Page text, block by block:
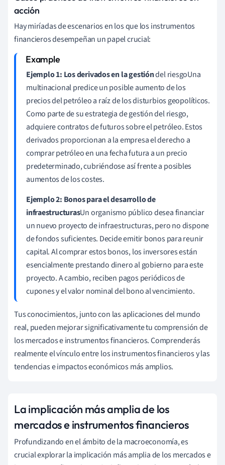
acción
Hay miríadas de escenarios en los que los instrumentos
financieros desempeñan un papel crucial:
Ejemplo 1: Los derivados en la gestióndel riesgoUna
multinacional predice un posible aumento de los
precios del petróleo a raíz de los disturbios geopolíticos.
Como parte de su estrategia de gestión del riesgo,
adquiere contratos de futuros sobre el petróleo. Estos
derivados proporcionan a la empresa el derecho a
comprar petróleo en una fecha futura a un precio
predeterminado, cubriéndose así frente a posibles
aumentos de los costes.
Ejemplo 2: Bonos para el desarrollo de
infraestructurasUn organismo público desea financiar
un nuevo proyecto de infraestructuras, pero no dispone
de fondos suficientes. Decide emitir bonos para reunir
capital. Al comprar estos bonos, los inversores están
esencialmente prestando dinero al gobierno para este
proyecto. A cambio, reciben pagos periódicos de
cupones y el valor nominal del bono al vencimiento.
Tus conocimientos, junto con las aplicaciones del mundo
real, pueden mejorar significativamente tu comprensión de
los mercados e instrumentos financieros. Comprenderás
realmente el vínculo entre los instrumentos financieros y las
tendencias e impactos económicos más amplios.
La implicación más amplia de los
mercados e instrumentos financieros
Profundizando en el ámbito de la macroeconomía, es
crucial explorar la implicación más amplia de los mercados e